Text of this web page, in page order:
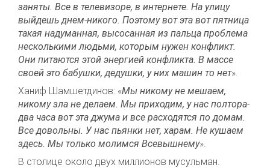
заняты. Все в телевизоре, в интернете. На улицу
выйдешь днем-никого. Поэтому вот эта вот пятница
такая надуманная, высосанная из пальца проблема
несколькими людьми, которым нужен конфликт.
Они питаются этой энергией конфликта. В массе
своей это бабушки, дедушки, у них машин то нет».
Ханиф Шамшетдинов: «Мы никому не мешаем,
никому зла не делаем. Мы приходим, у нас полтора-
два часа вот эта джума и все расходятся по домам.
Все довольны. У нас пьянки нет, харам. Не кушаем
здесь. Мы только молимся Всевышнему».
В столице около двух миллионов мусульман.